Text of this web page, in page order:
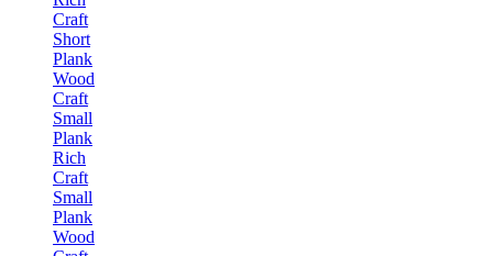
Craft
Short
Plank
Wood
Craft
Small
Plank
Rich
Craft
Small
Plank
Wood